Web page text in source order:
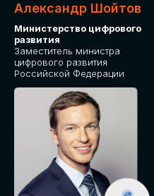
Александр Шойтов
Министерство цифрового
развития
Заместитель министра
цифрового развития
Российской Федерации